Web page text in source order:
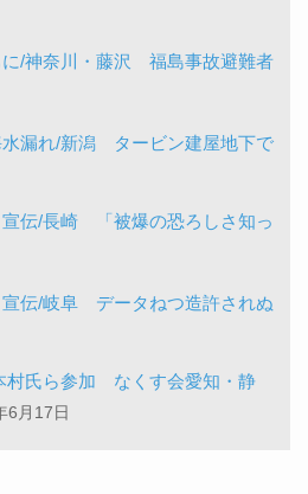
/神奈川・藤沢 福島事故避難者
漏れ/新潟 タービン建屋地下で
宣伝/長崎 「被爆の恐ろしさ知っ
宣伝/岐阜 データねつ造許されぬ
村氏ら参加 なくす会愛知・静
6月17日